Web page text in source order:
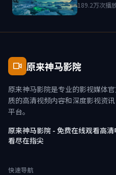
189.2万次播
原来神马影院
原来神马影院是专业的影视媒体
质的高清视频内容和深度影视资
平台。
原来神马影院 - 免费在线观看高
看尽在指尖
快速导航